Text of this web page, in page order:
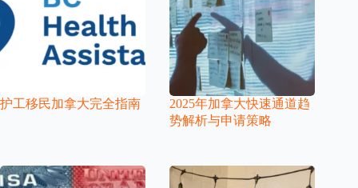
护工移民加拿大完全指南
2025年加拿大快速通道趋
势解析与申请策略